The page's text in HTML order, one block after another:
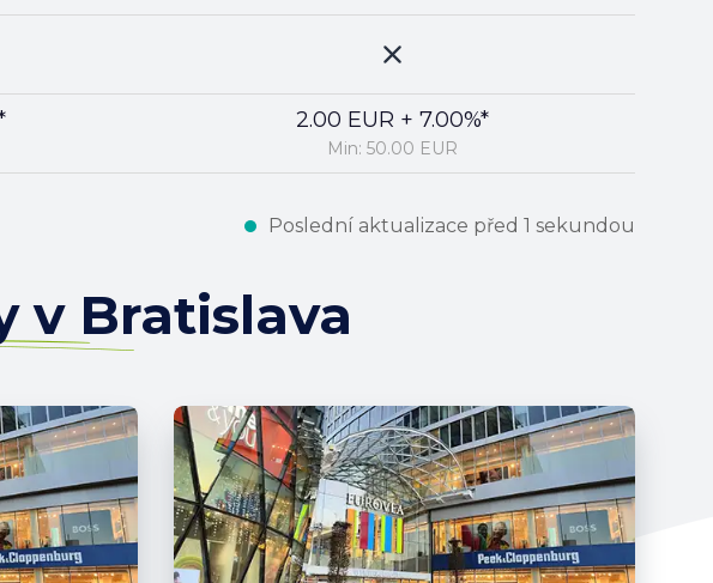
2.00 EUR + 7.00%*
Min: 50.00 EUR
Poslední aktualizace před 1 sekundou
v Bratislava